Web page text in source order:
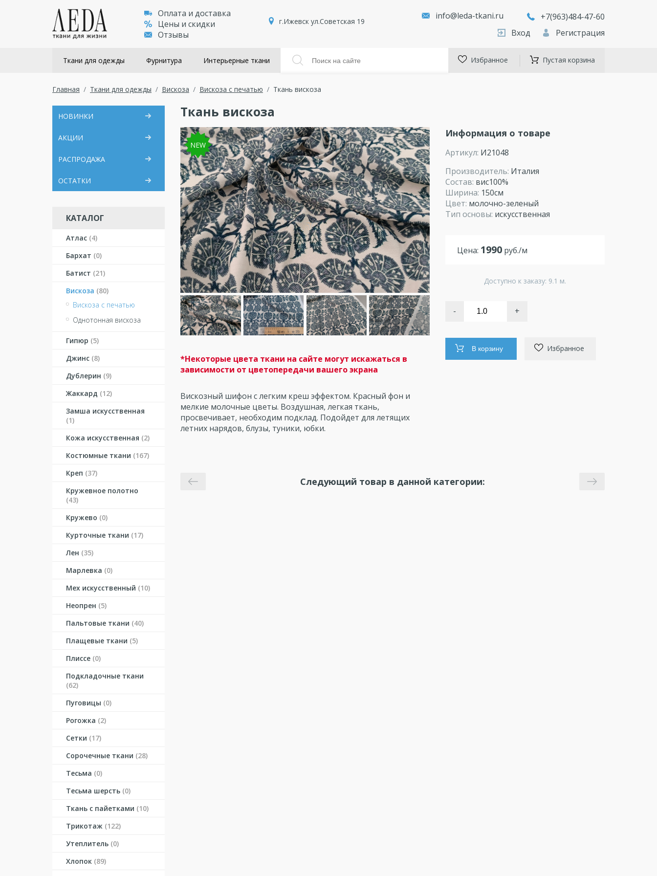
Оплата и доставка
Цены и скидки
Отзывы
г.Ижевск ул.Советская 19
info@leda-tkani.ru
+7(963)484-47-60
Вход
Регистрация
Ткани для одежды Фурнитура Интерьерные ткани Избранное Пустая корзина
Главная Ткани для одежды Вискоза Вискоза с печатью Ткань вискоза
НОВИНКИ
АКЦИИ
РАСПРОДАЖА
ОСТАТКИ
КАТАЛОГ
Атлас (4)
Бархат (0)
Батист (21)
Вискоза (80)
Вискоза с печатью
Однотонная вискоза
Гипюр (5)
Джинс (8)
Дублерин (9)
Жаккард (12)
Замша искусственная
(1)
Кожа искусственная (2)
Костюмные ткани (167)
Креп (37)
Кружевное полотно
(43)
Кружево (0)
Курточные ткани (17)
Лен (35)
Марлевка (0)
Мех искусственный (10)
Неопрен (5)
Пальтовые ткани (40)
Плащевые ткани (5)
Плиссе (0)
Подкладочные ткани
(62)
Пуговицы (0)
Рогожка (2)
Сетки (17)
Сорочечные ткани (28)
Тесьма (0)
Тесьма шерсть (0)
Ткань с пайетками (10)
Трикотаж (122)
Утеплитель (0)
Хлопок (89)
Ткань вискоза
NEW
*Некоторые цвета ткани на сайте могут искажаться в
зависимости от цветопередачи вашего экрана
Вискозный шифон с легким креш эффектом. Красный фон и
мелкие молочные цветы. Воздушная, легкая ткань,
просвечивает, необходим подклад. Подойдет для летящих
летних нарядов, блузы, туники, юбки.
Информация о товаре
Артикул: И21048
Производитель: Италия
Состав: вис100%
Ширина: 150см
Цвет: молочно-зеленый
Тип основы: искусственная
Цена: 1990 руб./м
Доступно к заказу: 9.1 м.
- +
В корзину Избранное
Следующий товар в данной категории: